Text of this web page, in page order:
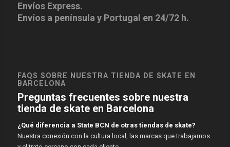
Envíos Express.
Envíos a península y Portugal en 24/72 h.
FAQS SOBRE NUESTRA TIENDA DE SKATE EN
BARCELONA
Preguntas frecuentes sobre nuestra
tienda de skate en Barcelona
¿Qué diferencia a State BCN de otras tiendas de skate?
Nuestra conexión con la cultura local, las marcas que trabajamos